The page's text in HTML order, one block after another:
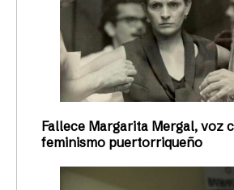
Fallece Margarita Mergal, voz
feminismo puertorriqueño